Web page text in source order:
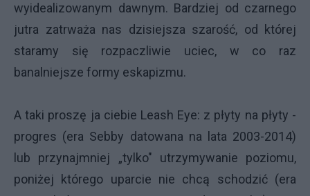
wyidealizowanym dawnym. Bardziej od czarnego
jutra zatrważa nas dzisiejsza szarość, od której
staramy się rozpaczliwie uciec, w co raz
banalniejsze formy eskapizmu.
A taki proszę ja ciebie Leash Eye: z płyty na płyty -
progres (era Sebby datowana na lata 2003-2014)
lub przynajmniej „tylko" utrzymywanie poziomu,
poniżej którego uparcie nie chcą schodzić (era